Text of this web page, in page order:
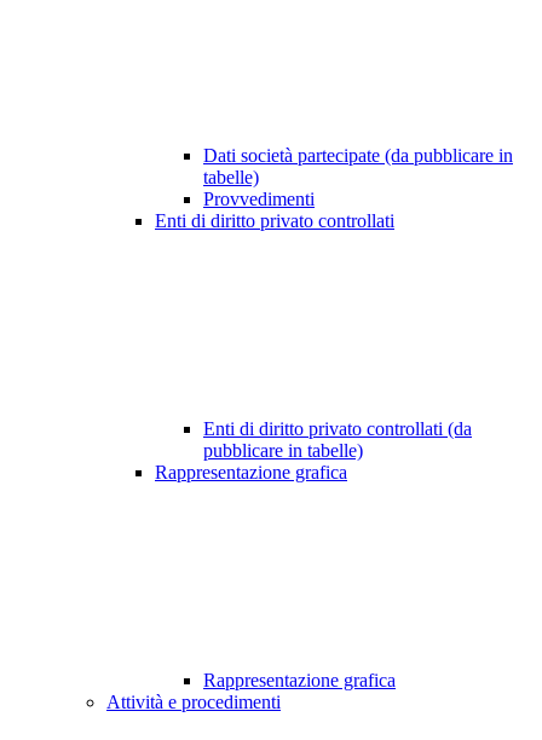
Dati società partecipate (da pubblicare in
tabelle)
Provvedimenti
Enti di diritto privato controllati
Enti di diritto privato controllati (da
pubblicare in tabelle)
Rappresentazione grafica
Rappresentazione grafica
Attività e procedimenti